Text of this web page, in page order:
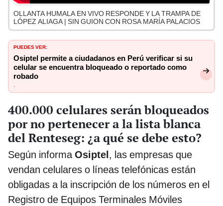
OLLANTA HUMALA EN VIVO RESPONDE Y LA TRAMPA DE
LÓPEZ ALIAGA | SIN GUION CON ROSA MARÍA PALACIOS
PUEDES VER:
Osiptel permite a ciudadanos en Perú verificar si su
celular se encuentra bloqueado o reportado como
robado
400.000 celulares serán bloqueados
por no pertenecer a la lista blanca
del Renteseg: ¿a qué se debe esto?
Según informaOsiptel, las empresas que
vendan celulares o líneas telefónicas están
obligadas a la inscripción de los números en el
Registro de Equipos Terminales Móviles